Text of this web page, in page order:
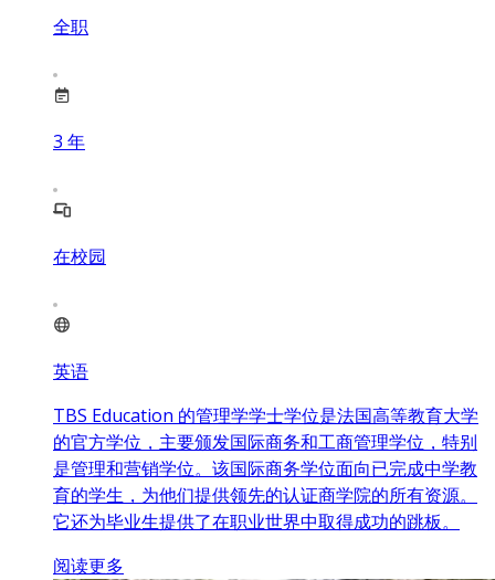
全职
3 年
在校园
英语
TBS Education 的管理学学士学位是法国高等教育大学
的官方学位，主要颁发国际商务和工商管理学位，特别
是管理和营销学位。该国际商务学位面向已完成中学教
育的学生，为他们提供领先的认证商学院的所有资源。
它还为毕业生提供了在职业世界中取得成功的跳板。
阅读更多